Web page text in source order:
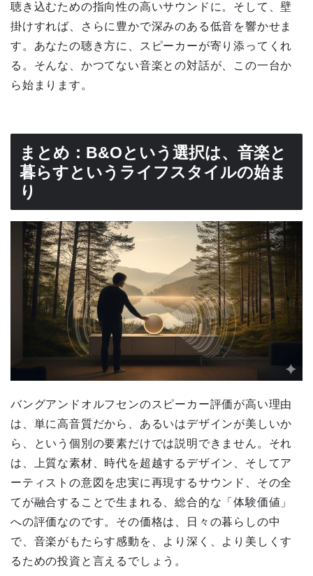
聴き込むための指向性の高いサウンドに。そして、壁
掛けすれば、さらに豊かで深みのある低音を響かせま
す。あなたの聴き方に、スピーカーが寄り添ってくれ
る。そんな、かつてない音楽との対話が、この一台か
ら始まります。
まとめ：B&Oという選択は、音楽と
暮らすというライフスタイルの始ま
り
バングアンドオルフセンのスピーカー評価が高い理由
は、単に高音質だから、あるいはデザインが美しいか
ら、という個別の要素だけでは説明できません。それ
は、上質な素材、時代を超越するデザイン、そしてア
ーティストの意図を忠実に再現するサウンド、その全
てが融合することで生まれる、総合的な「体験価値」
への評価なのです。その価格は、日々の暮らしの中
で、音楽がもたらす感動を、より深く、より美しくす
るための投資と言えるでしょう。